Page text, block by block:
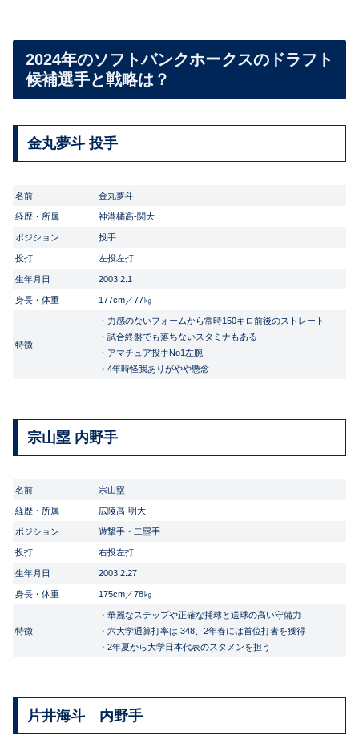
2024年のソフトバンクホークスのドラフト
候補選手と戦略は？
金丸夢斗 投手
名前 金丸夢斗
経歴・所属 神港橘高-関大
ポジション 投手
投打 左投左打
生年月日 2003.2.1
身長・体重 177cm／77㎏
特徴
・力感のないフォームから常時150キロ前後のストレート
・試合終盤でも落ちないスタミナもある
・アマチュア投手No1左腕
・4年時怪我ありがやや懸念
宗山塁 内野手
名前 宗山塁
経歴・所属 広陵高-明大
ポジション 遊撃手・二塁手
投打 右投左打
生年月日 2003.2.27
身長・体重 175cm／78㎏
特徴
・華麗なステップや正確な捕球と送球の高い守備力
・六大学通算打率は.348、2年春には首位打者を獲得
・2年夏から大学日本代表のスタメンを担う
片井海斗 内野手